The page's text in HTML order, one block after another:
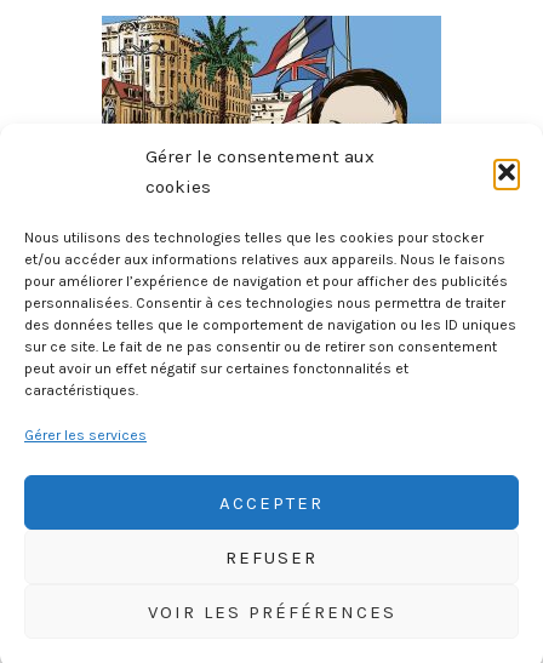
Gérer le consentement aux
cookies
Nous utilisons des technologies telles que les cookies pour stocker
et/ou accéder aux informations relatives aux appareils. Nous le faisons
pour améliorer l’expérience de navigation et pour afficher des publicités
personnalisées. Consentir à ces technologies nous permettra de traiter
des données telles que le comportement de navigation ou les ID uniques
sur ce site. Le fait de ne pas consentir ou de retirer son consentement
peut avoir un effet négatif sur certaines fonctonnalités et
caractéristiques.
Gérer les services
ACCEPTER
REFUSER
VOIR LES PRÉFÉRENCES
L’homme Au Sang Bleu
8 août 2026
HISTOIRE, GÉOGRAPHIE, SCIENCES, LITTÉRATURE EN BD